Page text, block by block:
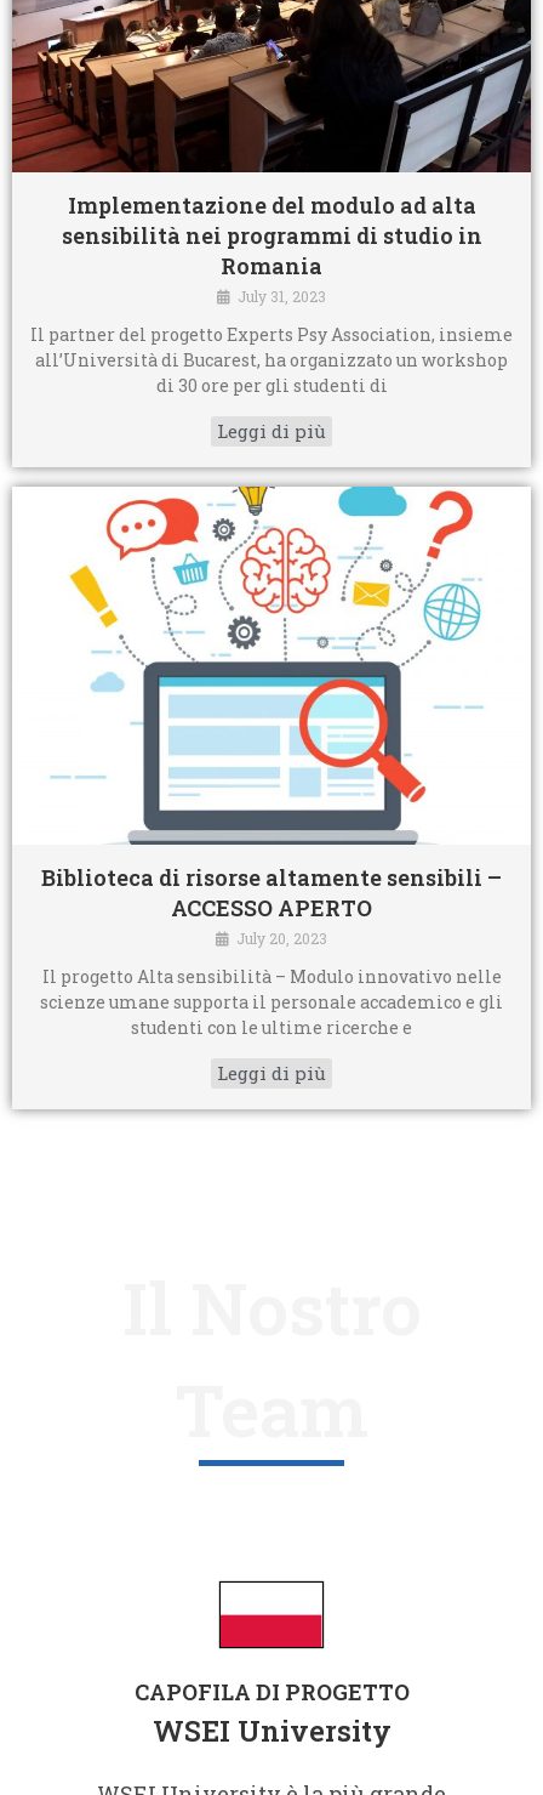
Implementazione del modulo ad alta
sensibilità nei programmi di studio in
Romania
July 31, 2023
Il partner del progetto Experts Psy Association, insieme
all’Università di Bucarest, ha organizzato un workshop
di 30 ore per gli studenti di
Leggi di più
Biblioteca di risorse altamente sensibili –
ACCESSO APERTO
July 20, 2023
Il progetto Alta sensibilità – Modulo innovativo nelle
scienze umane supporta il personale accademico e gli
studenti con le ultime ricerche e
Leggi di più
CAPOFILA DI PROGETTO
WSEI University